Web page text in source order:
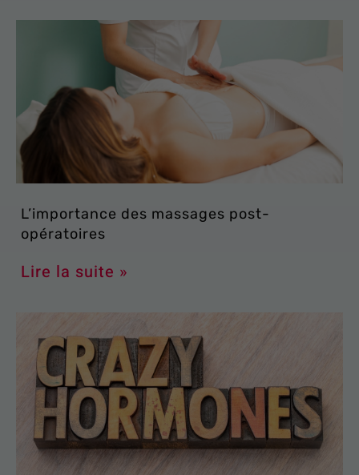
L’importance des massages post-
opératoires
Lire la suite »